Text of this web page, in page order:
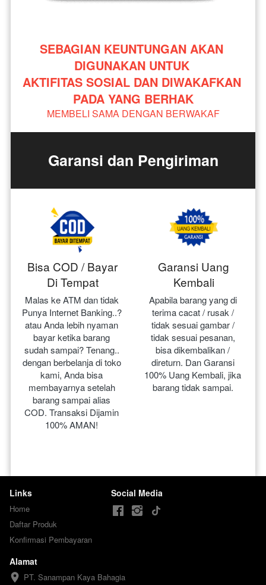
SEBAGIAN KEUNTUNGAN AKAN
DIGUNAKAN UNTUK
AKTIFITAS SOSIAL DAN DIWAKAFKAN
PADA YANG BERHAK
MEMBELI SAMA DENGAN BERWAKAF
Garansi dan Pengiriman
Bisa COD / Bayar
Di Tempat
Malas ke ATM dan tidak
Punya Internet Banking..?
atau Anda lebih nyaman
bayar ketika barang
sudah sampai? Tenang..
dengan berbelanja di toko
kami, Anda bisa
membayarnya setelah
barang sampai alias
COD. Transaksi Dijamin
100% AMAN!
Garansi Uang
Kembali
Apabila barang yang di
terima cacat / rusak /
tidak sesuai gambar /
tidak sesuai pesanan,
bisa dikembalikan /
direturn. Dan Garansi
100% Uang Kembali, jika
barang tidak sampai.
Links
Home
Daftar Produk
Konfirmasi Pembayaran
Social Media
Alamat
PT. Sanampan Kaya Bahagia